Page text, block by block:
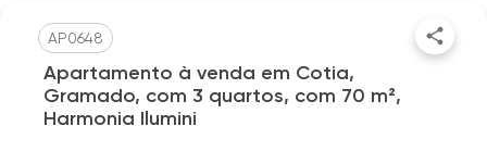
AP0648
Apartamento à venda em Cotia,
Gramado, com 3 quartos, com 70 m²,
Harmonia Ilumini